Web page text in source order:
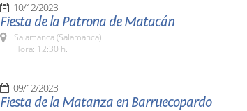
10/12/2023
Fiesta de la Patrona de Matacán
Salamanca (Salamanca)
Hora: 12:30 h.
09/12/2023
Fiesta de la Matanza en Barruecopardo